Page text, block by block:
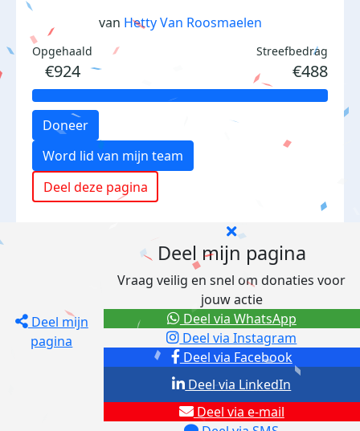
van Hetty Van Roosmaelen
Opgehaald
€924
Streefbedrag
€488
Doneer
Word lid van mijn team
Deel deze pagina
Deel mijn
pagina
Deel mijn pagina
Vraag veilig en snel om donaties voor
jouw actie
Deel via Facebook
Deel via Instagram
Deel via e-mail
Deel via LinkedIn
Deel via WhatsApp